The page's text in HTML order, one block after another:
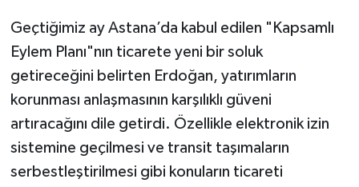
Geçtiğimiz ay Astana’da kabul edilen "Kapsamlı
Eylem Planı"nın ticarete yeni bir soluk
getireceğini belirten Erdoğan, yatırımların
korunması anlaşmasının karşılıklı güveni
artıracağını dile getirdi. Özellikle elektronik izin
sistemine geçilmesi ve transit taşımaların
serbestleştirilmesi gibi konuların ticareti